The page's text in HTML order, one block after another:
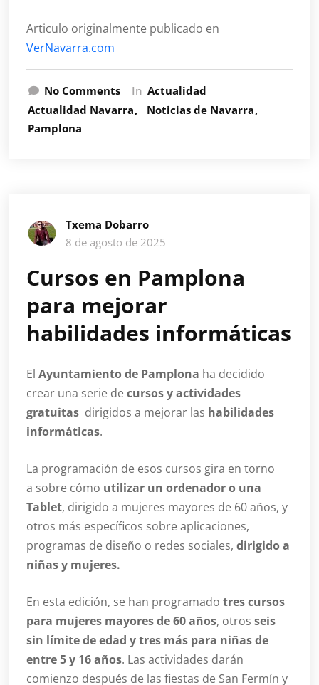
Articulo originalmente publicado en
VerNavarra.com
No Comments In Actualidad
Actualidad Navarra
Noticias de Navarra
Pamplona
Txema Dobarro
8 de agosto de 2025
Cursos en Pamplona
para mejorar
habilidades informáticas
El Ayuntamiento de Pamplona ha decidido
crear una serie de cursos y actividades
gratuitas dirigidos a mejorar las habilidades
informáticas.
La programación de esos cursos gira en torno
a sobre cómo utilizar un ordenador o una
Tablet, dirigido a mujeres mayores de 60 años, y
otros más específicos sobre aplicaciones,
programas de diseño o redes sociales, dirigido a
niñas y mujeres.
En esta edición, se han programado tres cursos
para mujeres mayores de 60 años, otros seis
sin límite de edad y tres más para niñas de
entre 5 y 16 años. Las actividades darán
comienzo después de las fiestas de San Fermín y